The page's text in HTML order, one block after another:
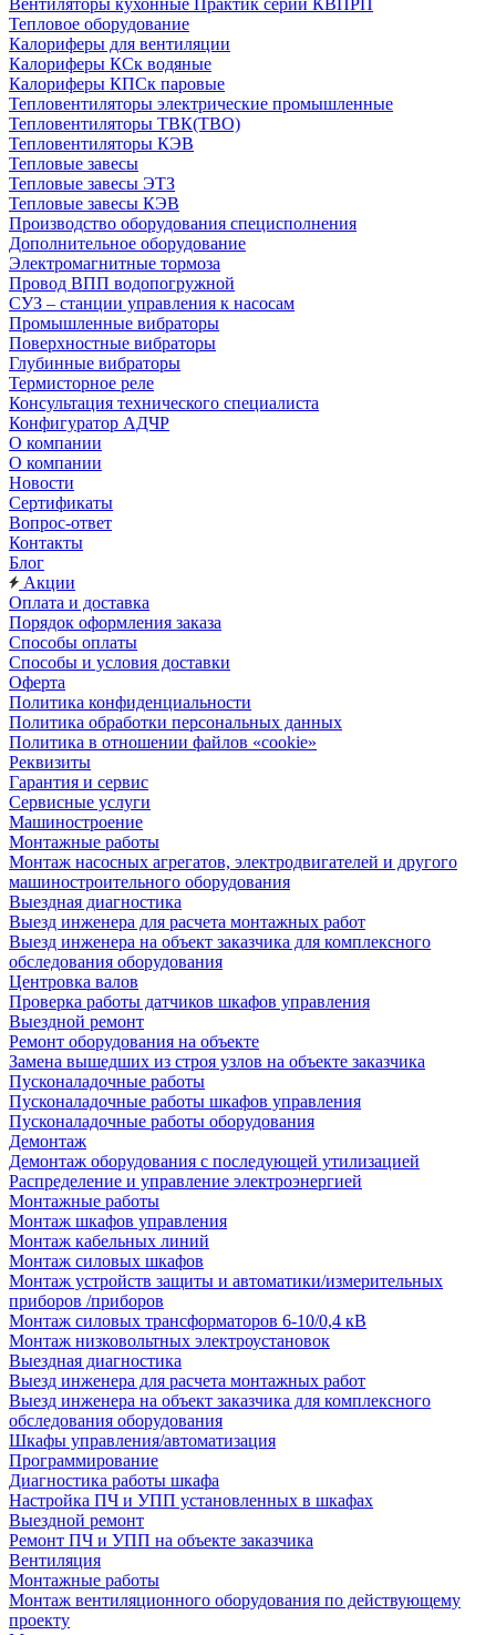
Вентиляторы кухонные Практик серии КВПРП
Тепловое оборудование
Калориферы для вентиляции
Калориферы КСк водяные
Калориферы КПСк паровые
Тепловентиляторы электрические промышленные
Тепловентиляторы ТВК(ТВО)
Тепловентиляторы КЭВ
Тепловые завесы
Тепловые завесы ЭТЗ
Тепловые завесы КЭВ
Производство оборудования специсполнения
Дополнительное оборудование
Электромагнитные тормоза
Провод ВПП водопогружной
СУЗ – станции управления к насосам
Промышленные вибраторы
Поверхностные вибраторы
Глубинные вибраторы
Термисторное реле
Консультация технического специалиста
Конфигуратор АДЧР
О компании
О компании
Новости
Сертификаты
Вопрос-ответ
Контакты
Блог
Акции
Оплата и доставка
Порядок оформления заказа
Способы оплаты
Способы и условия доставки
Оферта
Политика конфиденциальности
Политика обработки персональных данных
Политика в отношении файлов «cookie»
Реквизиты
Гарантия и сервис
Сервисные услуги
Машиностроение
Монтажные работы
Монтаж насосных агрегатов, электродвигателей и другого
машиностроительного оборудования
Выездная диагностика
Выезд инженера для расчета монтажных работ
Выезд инженера на объект заказчика для комплексного
обследования оборудования
Центровка валов
Проверка работы датчиков шкафов управления
Выездной ремонт
Ремонт оборудования на объекте
Замена вышедших из строя узлов на объекте заказчика
Пусконаладочные работы
Пусконаладочные работы шкафов управления
Пусконаладочные работы оборудования
Демонтаж
Демонтаж оборудования с последующей утилизацией
Распределение и управление электроэнергией
Монтажные работы
Монтаж шкафов управления
Монтаж кабельных линий
Монтаж силовых шкафов
Монтаж устройств защиты и автоматики/измерительных
приборов /приборов
Монтаж силовых трансформаторов 6-10/0,4 кВ
Монтаж низковольтных электроустановок
Выездная диагностика
Выезд инженера для расчета монтажных работ
Выезд инженера на объект заказчика для комплексного
обследования оборудования
Шкафы управления/автоматизация
Программирование
Диагностика работы шкафа
Настройка ПЧ и УПП установленных в шкафах
Выездной ремонт
Ремонт ПЧ и УПП на объекте заказчика
Вентиляция
Монтажные работы
Монтаж вентиляционного оборудования по действующему
проекту